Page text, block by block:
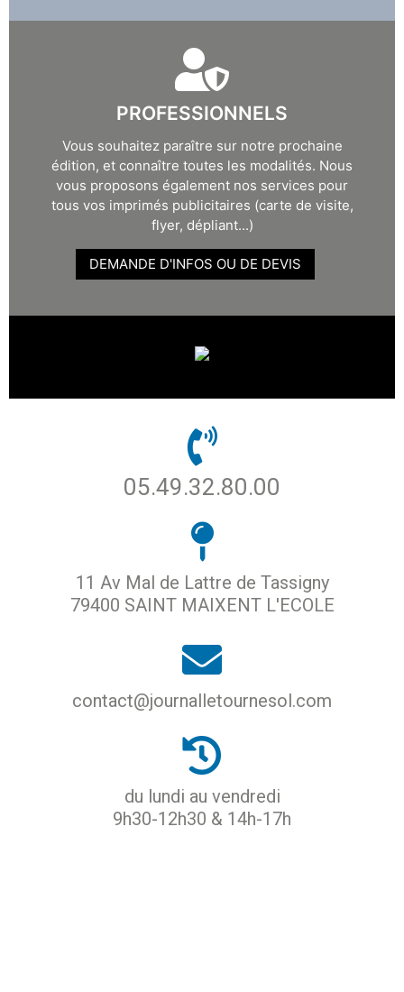
PROFESSIONNELS
Vous souhaitez paraître sur notre prochaine
édition, et connaître toutes les modalités. Nous
vous proposons également nos services pour
tous vos imprimés publicitaires (carte de visite,
flyer, dépliant...)
DEMANDE D'INFOS OU DE DEVIS
05.49.32.80.00
11 Av Mal de Lattre de Tassigny
79400 SAINT MAIXENT L'ECOLE
contact@journalletournesol.com
du lundi au vendredi
9h30-12h30 & 14h-17h